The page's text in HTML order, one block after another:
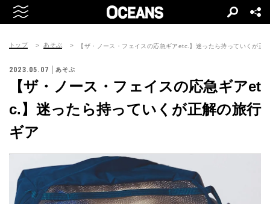
トップ あそぶ 【ザ・ノース・フェイスの応急ギアetc.】迷ったら持っていくが正
2023.05.07 あそぶ
【ザ・ノース・フェイスの応急ギアet
c.】迷ったら持っていくが正解の旅行
ギア